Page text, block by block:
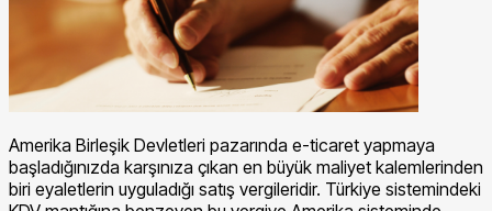
Amerika Birleşik Devletleri pazarında e-ticaret yapmaya
başladığınızda karşınıza çıkan en büyük maliyet kalemlerinden
biri eyaletlerin uyguladığı satış vergileridir. Türkiye sistemindeki